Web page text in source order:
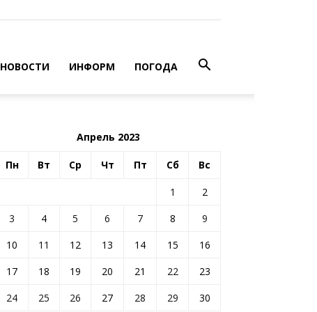
НОВОСТИ ИНФОРМ ПОГОДА
Апрель 2023
Пн Вт Ср Чт Пт Сб Вс
1
2
3
4 5 6 7 8
9
10
11 12 13 14 15
16
17
18 19 20 21 22
23
24
25 26 27 28 29 30